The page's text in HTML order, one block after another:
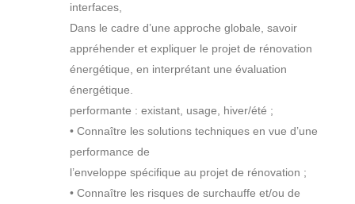
interfaces,
Dans le cadre d’une approche globale, savoir
appréhender et expliquer le projet de rénovation
énergétique, en interprétant une évaluation
énergétique.
performante : existant, usage, hiver/été ;
• Connaître les solutions techniques en vue d’une
performance de
l’enveloppe spécifique au projet de rénovation ;
• Connaître les risques de surchauffe et/ou de